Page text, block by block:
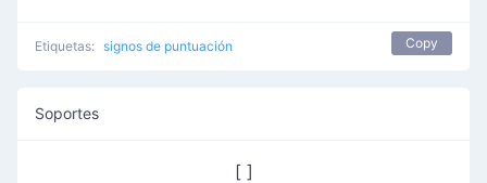
Etiquetas: signos de puntuación Copy
Soportes
[ ]